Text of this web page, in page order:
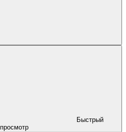
Быстрый
просмотр